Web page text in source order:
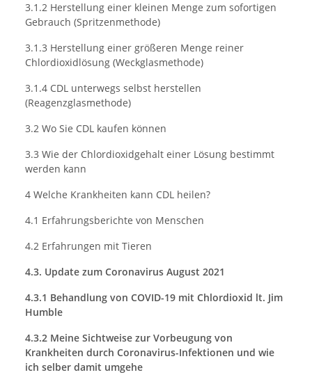
3.1.2 Herstellung einer kleinen Menge zum sofortigen
Gebrauch (Spritzenmethode)
3.1.3 Herstellung einer größeren Menge reiner
Chlordioxidlösung (Weckglasmethode)
3.1.4 CDL unterwegs selbst herstellen
(Reagenzglasmethode)
3.2 Wo Sie CDL kaufen können
3.3 Wie der Chlordioxidgehalt einer Lösung bestimmt
werden kann
4 Welche Krankheiten kann CDL heilen?
4.1 Erfahrungsberichte von Menschen
4.2 Erfahrungen mit Tieren
4.3. Update zum Coronavirus August 2021
4.3.1 Behandlung von COVID-19 mit Chlordioxid lt. Jim
Humble
4.3.2 Meine Sichtweise zur Vorbeugung von
Krankheiten durch Coronavirus-Infektionen und wie
ich selber damit umgehe